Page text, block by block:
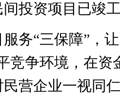
投资项目已竣
“三保障”，让
竞争环境，在资
营企业一视同